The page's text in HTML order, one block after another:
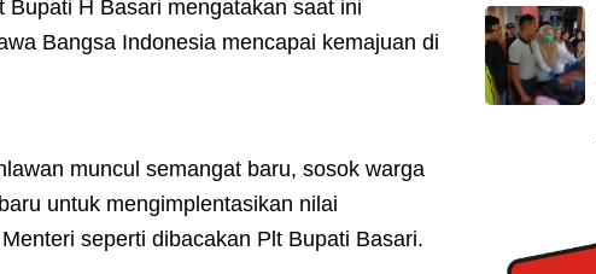
H Basari mengatakan saat ini
Bangsa Indonesia mencapai kemajuan di
muncul semangat baru, sosok warga
untuk mengimplentasikan nilai
seperti dibacakan Plt Bupati Basari.